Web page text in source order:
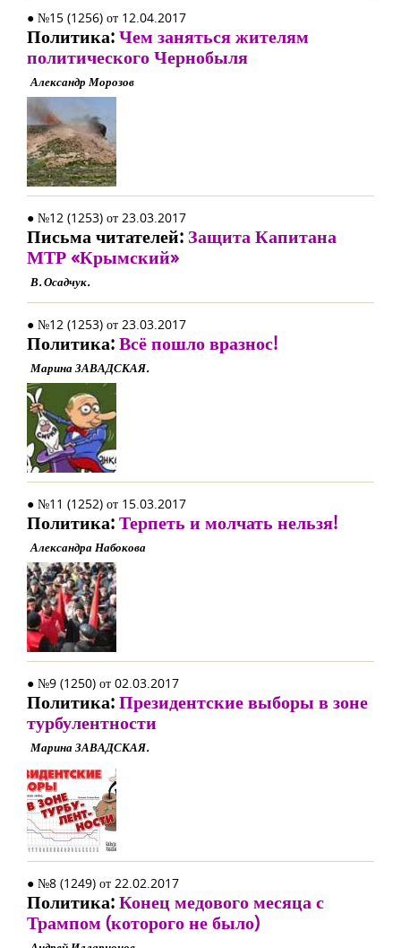
● №15 (1256) от 12.04.2017
Политика:Чем заняться жителям
политического Чернобыля
Александр Морозов
● №12 (1253) от 23.03.2017
Письма читателей: Защита Капитана
МТР «Крымский»
В. Осадчук.
● №12 (1253) от 23.03.2017
Политика:Всё пошло вразнос!
Марина ЗАВАДСКАЯ.
● №11 (1252) от 15.03.2017
Политика:Терпеть и молчать нельзя!
Александра Набокова
● №9 (1250) от 02.03.2017
Политика:Президентские выборы в зоне
турбулентности
Марина ЗАВАДСКАЯ.
● №8 (1249) от 22.02.2017
Политика:Конец медового месяца с
Трампом (которого не было)